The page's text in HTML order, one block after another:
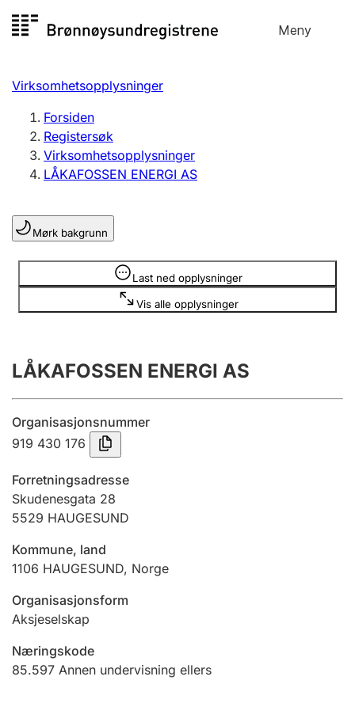
til
Meny
Registersøk
Aksjeselskap
Enkeltpersonforetak
Registrere, endre, slette
Lag og forening
Registrere, endre, slette
Årsregnskap
Innsending og forsinkelsesgebyr
Tinglysing
Jeger
Ektepaktveileder
Offentlig sektor
Virksomhetsopplysninger
Forsiden
Registersøk
Virksomhetsopplysninger
LÅKAFOSSEN ENERGI AS
Mørk bakgrunn
Last ned opplysninger
Vis alle opplysninger
Opplysninger er skjult
LÅKAFOSSEN ENERGI AS
Organisasjonsnummer
919 430 176
Forretningsadresse
Skudenesgata 28
5529 HAUGESUND
Kommune, land
1106 HAUGESUND, Norge
Organisasjonsform
Aksjeselskap
Næringskode
85.597 Annen undervisning ellers